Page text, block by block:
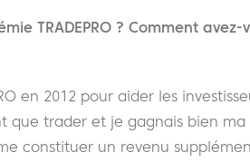
TRADEPRO ? Comment avez-
en 2012 pour aider les
que trader et je gagnais bien ma
constituer un revenu